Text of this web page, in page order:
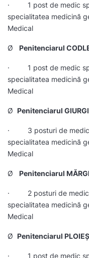
· 1 post de medic
specialitatea medicină
Medical
Ø Penitenciarul
· 1 post de medic
specialitatea medicină
Medical
Ø Penitenciarul
· 3 posturi de medic
specialitatea medicină
Medical
Ø Penitenciarul
· 2 posturi de medic
specialitatea medicină
Medical
Ø Penitenciarul
· 1 post de medic